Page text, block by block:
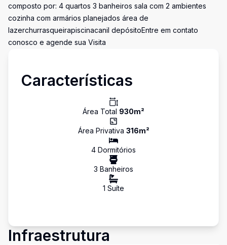
composto por: 4 quartos 3 banheiros sala com 2 ambientes
cozinha com armários planejados área de
lazerchurrasqueirapiscinacanil depósitoEntre em contato
conosco e agende sua Visita
Características
Área Total 930m²
Área Privativa 316m²
4 Dormitórios
3 Banheiros
1 Suíte
Infraestrutura